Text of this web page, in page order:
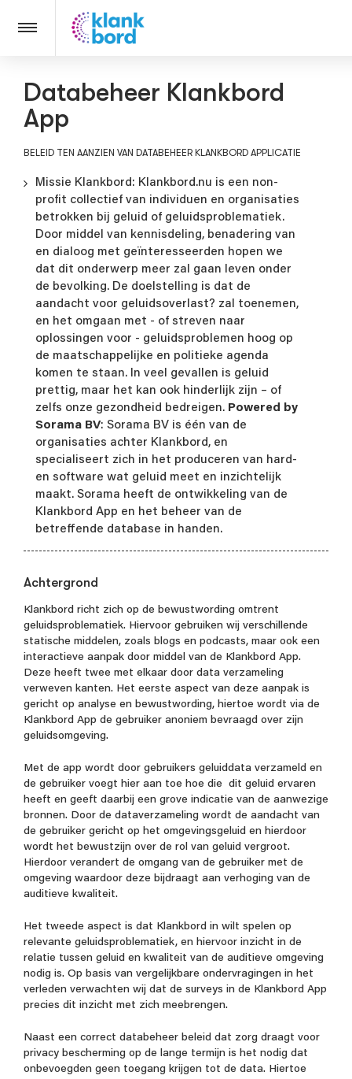
Databeheer Klankbord
App
BELEID TEN AANZIEN VAN DATABEHEER KLANKBORD APPLICATIE
Missie Klankbord: Klankbord.nu is een non-
profit collectief van individuen en organisaties
betrokken bij geluid of geluidsproblematiek.
Door middel van kennisdeling, benadering van
en dialoog met geïnteresseerden hopen we
dat dit onderwerp meer zal gaan leven onder
de bevolking. De doelstelling is dat de
aandacht voor geluidsoverlast? zal toenemen,
en het omgaan met - of streven naar
oplossingen voor - geluidsproblemen hoog op
de maatschappelijke en politieke agenda
komen te staan. In veel gevallen is geluid
prettig, maar het kan ook hinderlijk zijn – of
zelfs onze gezondheid bedreigen. Powered by
Sorama BV: Sorama BV is één van de
organisaties achter Klankbord, en
specialiseert zich in het produceren van hard-
en software wat geluid meet en inzichtelijk
maakt. Sorama heeft de ontwikkeling van de
Klankbord App en het beheer van de
betreffende database in handen.
Achtergrond
Klankbord richt zich op de bewustwording omtrent
geluidsproblematiek. Hiervoor gebruiken wij verschillende
statische middelen, zoals blogs en podcasts, maar ook een
interactieve aanpak door middel van de Klankbord App.
Deze heeft twee met elkaar door data verzameling
verweven kanten. Het eerste aspect van deze aanpak is
gericht op analyse en bewustwording, hiertoe wordt via de
Klankbord App de gebruiker anoniem bevraagd over zijn
geluidsomgeving.
Met de app wordt door gebruikers geluiddata verzameld en
de gebruiker voegt hier aan toe hoe die dit geluid ervaren
heeft en geeft daarbij een grove indicatie van de aanwezige
bronnen. Door de dataverzameling wordt de aandacht van
de gebruiker gericht op het omgevingsgeluid en hierdoor
wordt het bewustzijn over de rol van geluid vergroot.
Hierdoor verandert de omgang van de gebruiker met de
omgeving waardoor deze bijdraagt aan verhoging van de
auditieve kwaliteit.
Het tweede aspect is dat Klankbord in wilt spelen op
relevante geluidsproblematiek, en hiervoor inzicht in de
relatie tussen geluid en kwaliteit van de auditieve omgeving
nodig is. Op basis van vergelijkbare ondervragingen in het
verleden verwachten wij dat de surveys in de Klankbord App
precies dit inzicht met zich meebrengen.
Naast een correct databeheer beleid dat zorg draagt voor
privacy bescherming op de lange termijn is het nodig dat
onbevoegden geen toegang krijgen tot de data. Hiertoe